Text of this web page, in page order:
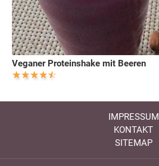
Veganer Proteinshake mit Beeren
IMPRESSUM
KONTAKT
SITEMAP